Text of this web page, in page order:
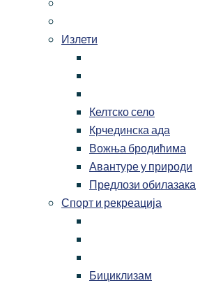
Излети
Келтско село
Крчединска ада
Вожња бродићима
Авантуре у природи
Предлози обилазака
Спорт и рекреација
Бициклизам